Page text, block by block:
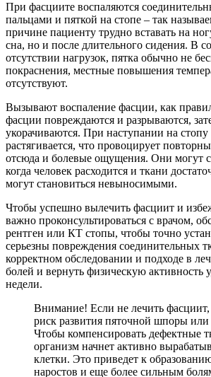
При фасциите воспаляются
пальцами и пяткой на стопе – так
причине пациенту трудно вставать на
сна, но и после длительного сидения. В
отсутствии нагрузок, пятка обычно не
покраснения, местные повышения
отсутствуют.
Вызывают воспаление фасции, как
фасции повреждаются и разрываются,
укорачиваются. При наступании на
растягивается, что провоцирует
отсюда и болевые ощущения. Они могут
когда человек расходится и ткани
могут становиться невыносимыми.
Чтобы успешно вылечить фасциит и
важно проконсультироваться с врачом,
рентген или КТ стопы, чтобы точно
серьезны повреждения соединительных
корректном обследовании и подходе в
болей и вернуть физическую активность
недели.
Внимание! Если не лечить фасциит,
риск развития пяточной шпоры или
Чтобы компенсировать дефектные
организм начнет активно
клетки. Это приведет к
наростов и еще более сильным